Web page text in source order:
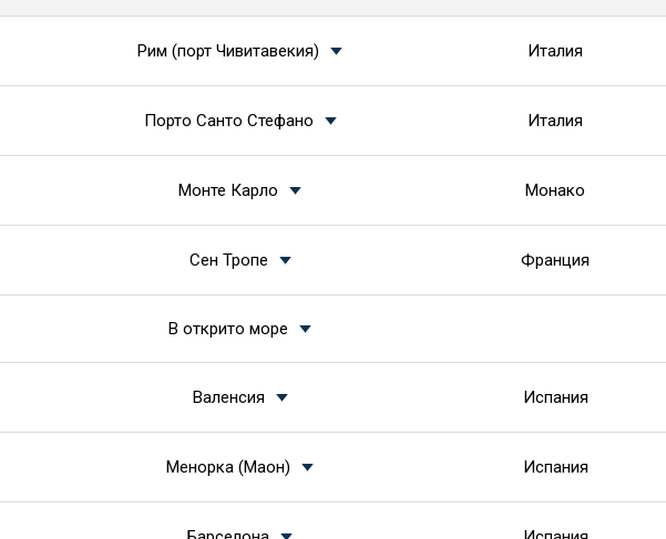
Рим (порт Чивитавекия) Италия
Порто Санто Стефано Италия
Монте Карло Монако
Сен Тропе Франция
В открито море
Валенсия Испания
Менорка (Маон) Испания